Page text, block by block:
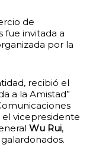
de
fue invitada a
por la
recibió el
a la Amistad”
vicepresidente
Wu Rui,